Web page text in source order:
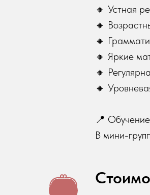
🔸 Устная
🔸
🔸
🔸 Яркие
🔸
🔸
📍
В мини-